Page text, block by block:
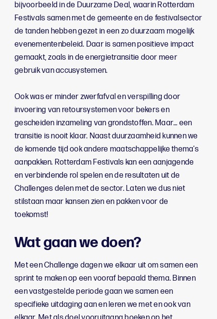
bijvoorbeeld in de Duurzame Deal, waarin Rotterdam
Festivals samen met de gemeente en de festivalsector
de tanden hebben gezet in een zo duurzaam mogelijk
evenementenbeleid. Daar is samen positieve impact
gemaakt, zoals in de energietransitie door meer
gebruik van accusystemen.
Ook was er minder zwerfafval en verspilling door
invoering van retoursystemen voor bekers en
gescheiden inzameling van grondstoffen. Maar… een
transitie is nooit klaar. Naast duurzaamheid kunnen we
de komende tijd ook andere maatschappelijke thema’s
aanpakken. Rotterdam Festivals kan een aanjagende
en verbindende rol spelen en de resultaten uit de
Challenges delen met de sector. Laten we dus niet
stilstaan maar kansen zien en pakken voor de
toekomst!
Wat gaan we doen?
Met een Challenge dagen we elkaar uit om samen een
sprint te maken op een vooraf bepaald thema. Binnen
een vastgestelde periode gaan we samen een
specifieke uitdaging aan en leren we met en ook van